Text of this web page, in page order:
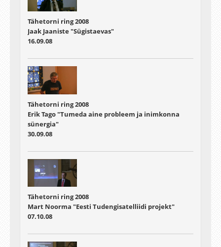
Tähetorni ring 2008
Jaak Jaaniste "Sügistaevas"
16.09.08
Tähetorni ring 2008
Erik Tago "Tumeda aine probleem ja inimkonna
sünergia"
30.09.08
Tähetorni ring 2008
Mart Noorma "Eesti Tudengisatelliidi projekt"
07.10.08